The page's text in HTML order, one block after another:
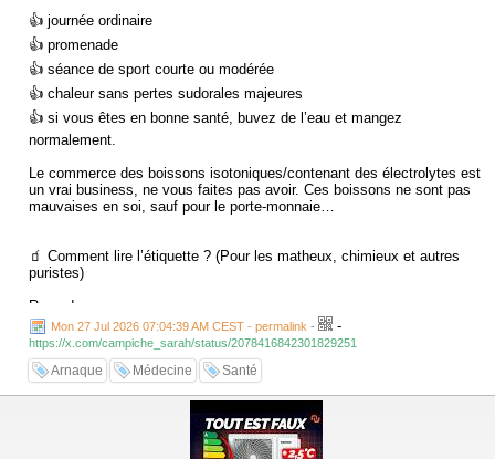
👍 journée ordinaire
👍 promenade
👍 séance de sport courte ou modérée
👍 chaleur sans pertes sudorales majeures
👍 si vous êtes en bonne santé, buvez de l’eau et mangez
normalement.
Le commerce des boissons isotoniques/contenant des électrolytes est
un vrai business, ne vous faites pas avoir. Ces boissons ne sont pas
mauvaises en soi, sauf pour le porte-monnaie…
🧃 Comment lire l’étiquette ? (Pour les matheux, chimieux et autres
puristes)
Regardez :
❇️ les glucides en g/100 ml
❇️ dont les sucres
❇️ le volume réellement consommé
❇️ l’osmolalité, si elle est indiquée.
Mon 27 Jul 2026 07:04:39 AM CEST - permalink - -
https://x.com/campiche_sarah/status/2078416842301829251
Arnaque Médecine Santé